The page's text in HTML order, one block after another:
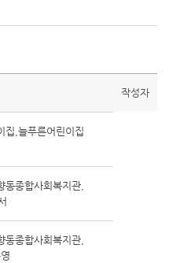
작성자
집,늘푸른어린이집
종합사회복지관,
종합사회복지관,